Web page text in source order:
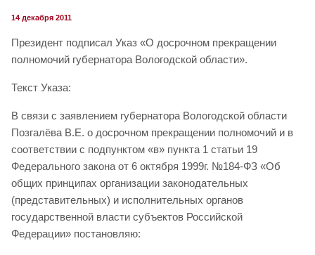
14 декабря 2011
Президент подписал Указ «О досрочном прекращении
полномочий губернатора Вологодской области».
Текст Указа:
В связи с заявлением губернатора Вологодской области
Позгалёва В.Е. о досрочном прекращении полномочий и в
соответствии с подпунктом «в» пункта 1 статьи 19
Федерального закона от 6 октября 1999г. №184-ФЗ «Об
общих принципах организации законодательных
(представительных) и исполнительных органов
государственной власти субъектов Российской
Федерации» постановляю: